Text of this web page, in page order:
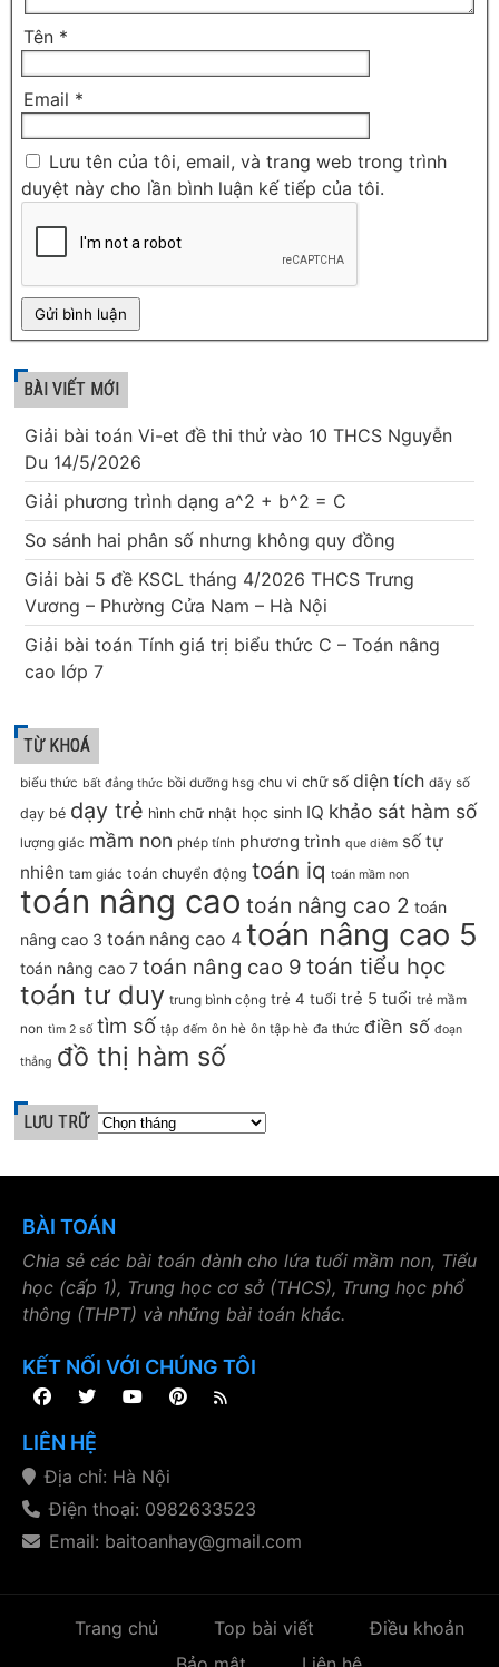
Tên *
Email *
Lưu tên của tôi, email, và trang web trong trình
duyệt này cho lần bình luận kế tiếp của tôi.
BÀI VIẾT MỚI
Giải bài toán Vi-et đề thi thử vào 10 THCS Nguyễn
Du 14/5/2026
Giải phương trình dạng a^2 + b^2 = C
So sánh hai phân số nhưng không quy đồng
Giải bài 5 đề KSCL tháng 4/2026 THCS Trưng
Vương – Phường Cửa Nam – Hà Nội
Giải bài toán Tính giá trị biểu thức C – Toán nâng
cao lớp 7
TỪ KHOÁ
biểu thức bất đẳng thức bồi dưỡng hsg chu vi chữ số diện tích dãy số
dạy bé dạy trẻ hình chữ nhật học sinh IQ khảo sát hàm số
lượng giác mầm non phép tính phương trình que diêm số tự
nhiên tam giác toán chuyển động toán iq toán mầm non
toán nâng cao toán nâng cao 2 toán
nâng cao 3 toán nâng cao 4 toán nâng cao 5
toán nâng cao 7 toán nâng cao 9 toán tiểu học
toán tư duy trung bình cộng trẻ 4 tuổi trẻ 5 tuổi trẻ mầm
non tìm 2 số tìm số tập đếm ôn hè ôn tập hè đa thức điền số đoạn
thẳng đồ thị hàm số
LƯU TRỮ
BÀI TOÁN
Chia sẻ các bài toán dành cho lứa tuổi mầm non, Tiểu
học (cấp 1), Trung học cơ sở (THCS), Trung học phổ
thông (THPT) và những bài toán khác.
KẾT NỐI VỚI CHÚNG TÔI
LIÊN HỆ
Địa chỉ: Hà Nội
Điện thoại: 0982633523
Email: baitoanhay@gmail.com
Trang chủ Top bài viết
Điều khoản